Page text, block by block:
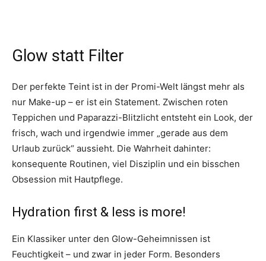
Glow statt Filter
Der perfekte Teint ist in der Promi-Welt längst mehr als
nur Make-up – er ist ein Statement. Zwischen roten
Teppichen und Paparazzi-Blitzlicht entsteht ein Look, der
frisch, wach und irgendwie immer „gerade aus dem
Urlaub zurück“ aussieht. Die Wahrheit dahinter:
konsequente Routinen, viel Disziplin und ein bisschen
Obsession mit Hautpflege.
Hydration first & less is more!
Ein Klassiker unter den Glow-Geheimnissen ist
Feuchtigkeit – und zwar in jeder Form. Besonders